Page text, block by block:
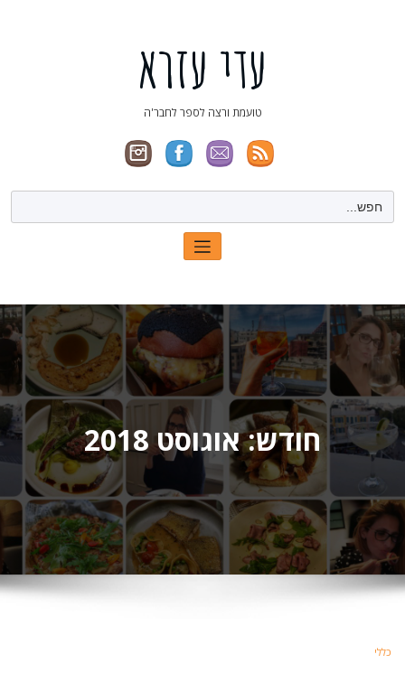
עדי עזרא
טועמת ורצה לספר לחבר'ה
Search
for:
חודש:אוגוסט 2018
כללי